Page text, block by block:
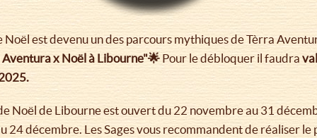
est devenu un des parcours mythiques de Tèrra
x Noël à Libourne"🌟 Pour le débloquer il faudra
Noël de Libourne est ouvert du 22 novembre au 31
24 décembre. Les Sages vous recommandent de réaliser